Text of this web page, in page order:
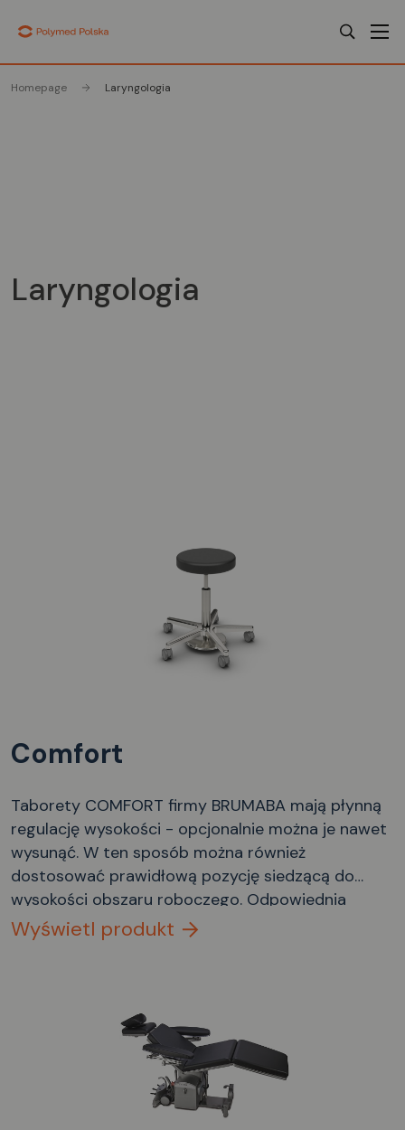
Homepage Laryngologia
Laryngologia
Comfort
Taborety COMFORT firmy BRUMABA mają płynną
regulację wysokości - opcjonalnie można je nawet
wysunąć. W ten sposób można również
dostosować prawidłową pozycję siedzącą do
wysokości obszaru roboczego. Odpowiednia
regulacja wysokości odbywa się za pomocą
pierścieniowego zwalniacza ręcznego
kołowrotem - idealne rozwiązanie, gdy wymagana
jest sterylna praca. Opcjonalnie można dodać
hamulec nożny, aby zablokować i bezpiecznie
Wyświetl produkt